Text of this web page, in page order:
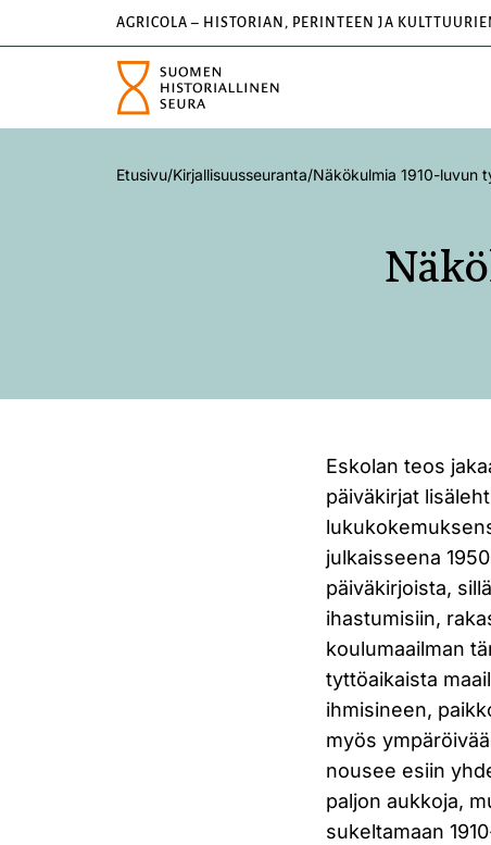
AGRICOLA – HISTORIAN, PERINTEEN JA
Etusivu/Kirjallisuusseuranta/Näkökulmia 1910-luvun
Eskolan teos
päiväkirjat
julkaisseena
päiväkirjoista,
ihastumisiin,
koulumaailman
tyttöaikaista
ihmisineen,
myös
nousee esiin
paljon aukkoja,
sukeltamaan